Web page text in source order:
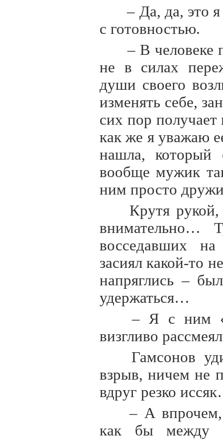
– Да, да, это
с готовностью.
– В человеке
не в силах
души своего
изменять себе,
сих пор
как же я уважаю
нашла,
вообще мужик
ним просто
Крутя
внимательно…
восседавших
засиял какой-то
напряглись –
удержаться…
– Я с ним
визгливо
Гамсонов
взрыв, ничем не
вдруг резко
– А впрочем,
как бы между